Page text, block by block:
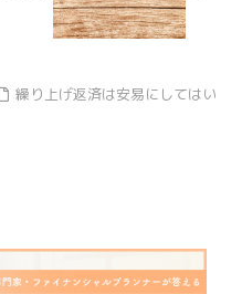
繰り上げ返済は安易にしてはい